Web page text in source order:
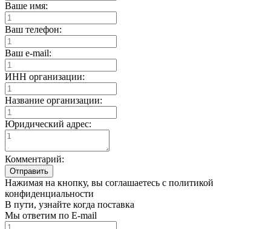
Ваше имя:
Ваш телефон:
Ваш e-mail:
ИНН организации:
Название организации:
Юридический адрес:
Комментарий:
Отправить
Нажимая на кнопку, вы соглашаетесь с политикой
конфиденциальности
В пути, узнайте когда поставка
Мы ответим по E-mail